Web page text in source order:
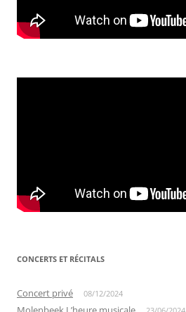
CONCERTS ET RÉCITALS
Concert privé 08/12/2024